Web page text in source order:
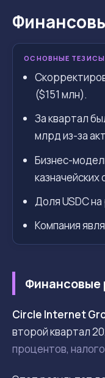
ОСНОВНЫЕ ТЕЗИСЫ
($151 млн).
За квартал
млрд из-за
Бизнес-
Доля USDC
Компания
Финансовые
Circle Internet
второй квартал
процентов,